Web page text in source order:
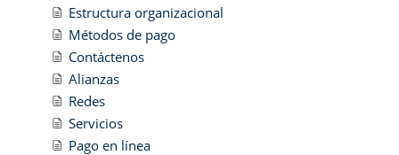
Estructura organizacional
Métodos de pago
Contáctenos
Alianzas
Redes
Servicios
Pago en línea